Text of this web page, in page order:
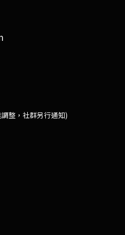
整，社群另行通知)